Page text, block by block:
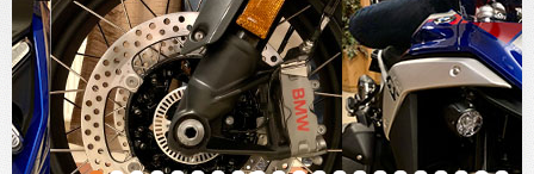
CLUBINFO
TERMINE
ACCESSORIES